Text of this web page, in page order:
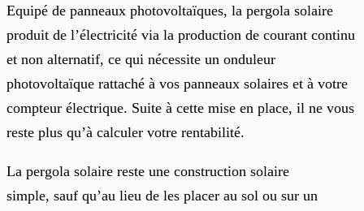
Equipé de panneaux photovoltaïques, la pergola solaire
produit de l’électricité via la production de courant continu
et non alternatif, ce qui nécessite un onduleur
photovoltaïque rattaché à vos panneaux solaires et à votre
compteur électrique. Suite à cette mise en place, il ne vous
reste plus qu’à calculer votre rentabilité.
La pergola solaire reste une construction solaire
simple, sauf qu’au lieu de les placer au sol ou sur un